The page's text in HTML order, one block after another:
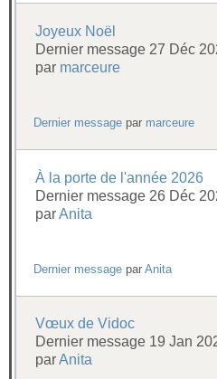
Joyeux Noël
Dernier message 27 Déc
par marceure
Dernier message par marceure
À la porte de l'année 2026
Dernier message 26 Déc
parAnita
Dernier message parAnita
Vœux de Vidoc
Dernier message 19 Jan
parAnita